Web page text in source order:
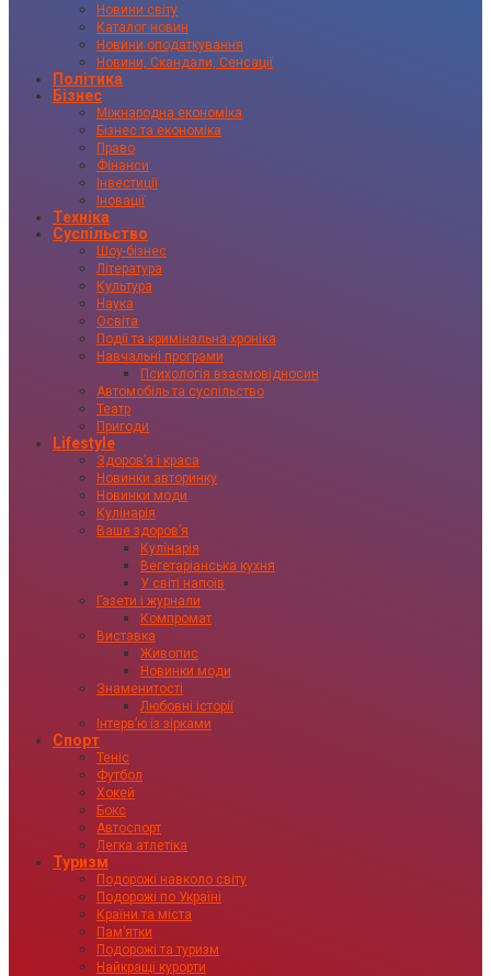
Новини світу
Каталог новин
Новини оподаткування
Новини, Скандали, Сенсації
Політика
Бізнес
Міжнародна економіка
Бізнес та економіка
Право
Фінанси
Інвестиції
Іновації
Техніка
Суспільство
Шоу-бізнес
Література
Культура
Наука
Освіта
Події та кримінальна хроніка
Навчальні програми
Психологія взаємовідносин
Автомобіль та суспільство
Театр
Пригоди
Lifestyle
Здоровʼя і краса
Новинки авторинку
Новинки моди
Кулінарія
Ваше здоровʼя
Кулінарія
Вегетаріанська кухня
У світі напоїв
Газети і журнали
Компромат
Виставка
Живопис
Новинки моди
Знаменитості
Любовні історії
Інтервʼю із зірками
Спорт
Теніс
Футбол
Хокей
Бокс
Автоспорт
Легка атлетіка
Туризм
Подорожі навколо світу
Подорожі по Україні
Країни та міста
Пам’ятки
Подорожі та туризм
Найкращі курорти